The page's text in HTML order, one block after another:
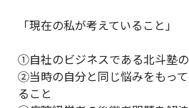
「現在の私が考えていること」
①自社のビジネスである北斗塾
②当時の自分と同じ悩みをもっ
ること